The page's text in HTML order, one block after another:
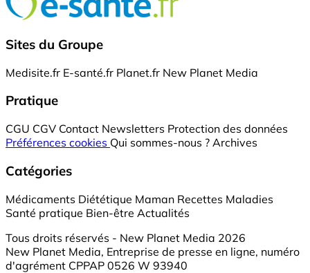
Sites du Groupe
Medisite.fr E-santé.fr Planet.fr New Planet Media
Pratique
CGU CGV Contact Newsletters Protection des données
Préférences cookies Qui sommes-nous ? Archives
Catégories
Médicaments Diététique Maman Recettes Maladies
Santé pratique Bien-être Actualités
Tous droits réservés - New Planet Media 2026
New Planet Media, Entreprise de presse en ligne, numéro
d'agrément CPPAP 0526 W 93940